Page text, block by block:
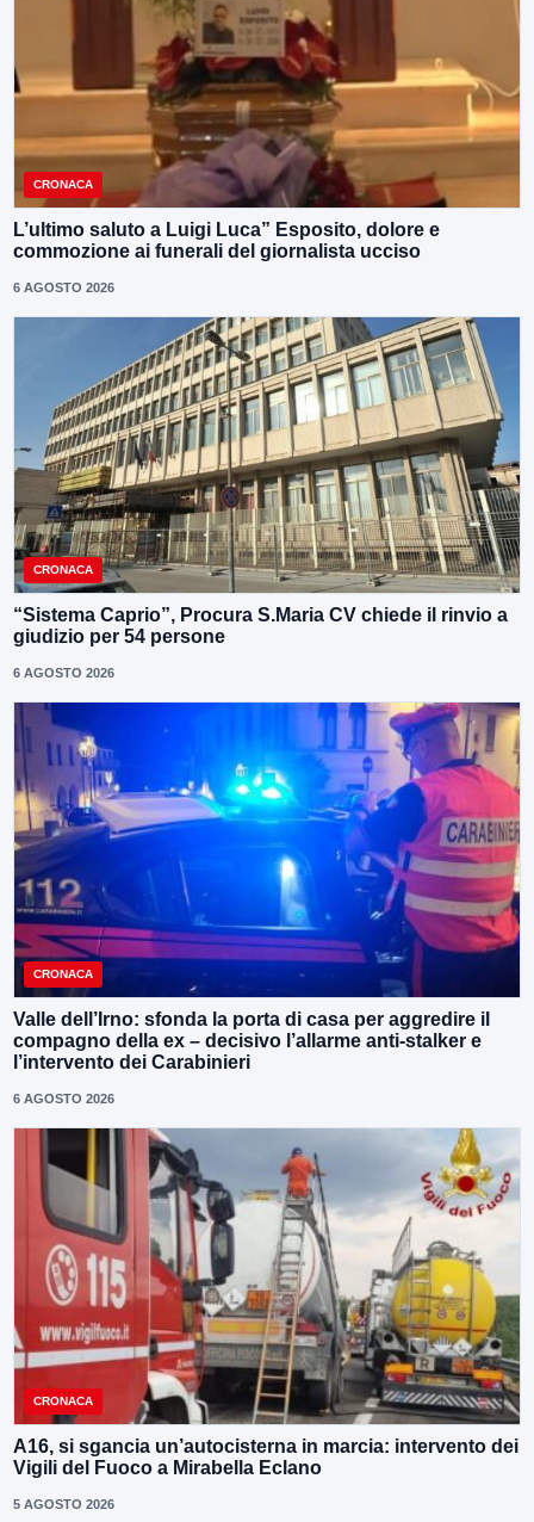
CRONACA
L’ultimo saluto a Luigi Luca” Esposito, dolore e
commozione ai funerali del giornalista ucciso
6 AGOSTO 2026
CRONACA
“Sistema Caprio”, Procura S.Maria CV chiede il rinvio a
giudizio per 54 persone
6 AGOSTO 2026
CRONACA
Valle dell’Irno: sfonda la porta di casa per aggredire il
compagno della ex – decisivo l’allarme anti-stalker e
l’intervento dei Carabinieri
6 AGOSTO 2026
CRONACA
A16, si sgancia un’autocisterna in marcia: intervento dei
Vigili del Fuoco a Mirabella Eclano
5 AGOSTO 2026